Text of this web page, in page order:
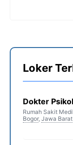
Loker
Dokter
Rumah Sakit
Bogor, Jawa Barat